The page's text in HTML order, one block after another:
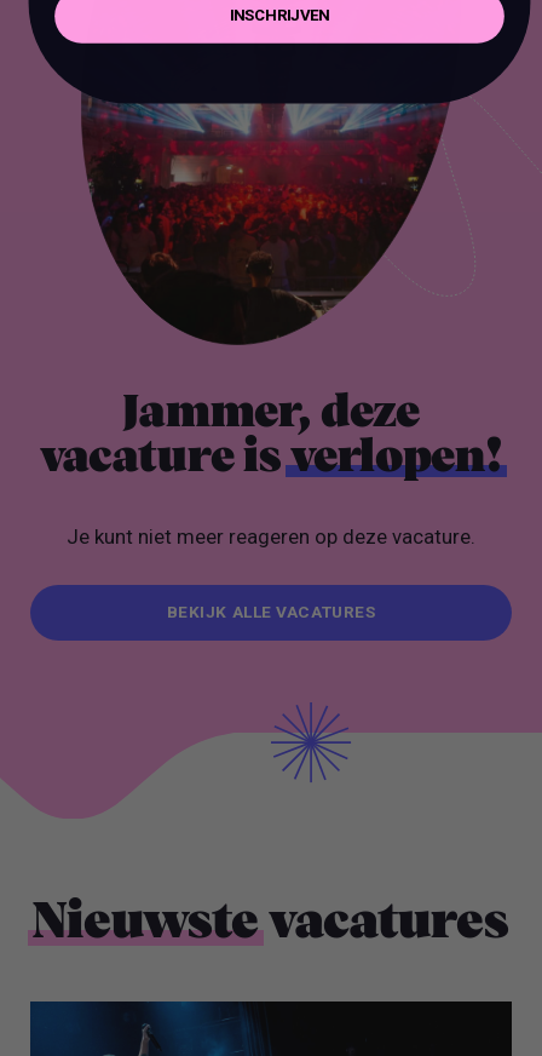
Jammer, deze
vacature isverlopen!
Je kunt niet meer reageren op deze vacature.
BEKIJK ALLE VACATURES
Nieuwstevacatures
INSCHRIJVEN